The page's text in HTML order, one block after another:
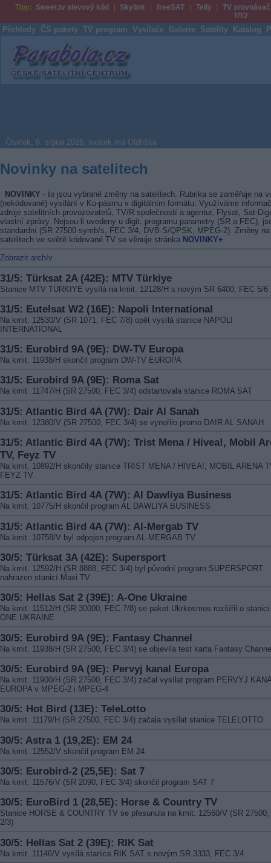
Tipy: Sweet.tv slevový kód Skylink freeSAT Telly
TV srovnávač
T/T2
Přehledy ČS pakety TV program Vysílače Galerie Satelity Katalog
Parabola.cz
Čtvrtek, 6. srpna 2026, svátek má Oldřiška
Novinky na satelitech
NOVINKY - to jsou vybrané změny na satelitech. Rubrika se zaměřuje na
(nekódované) vysílání v Ku-pásmu v digitálním formátu. Využíváme
zdroje satelitních provozovatelů, TV/R společností a agentur, Flysat, Sat-
vlastní zprávy. Nejsou-li uvedeny u digit. programu parametry (SR a FEC),
standardní (SR 27500 symb/s, FEC 3/4, DVB-S/QPSK, MPEG-2). Změny na
satelitech ve světě kódované TV se věnuje stránka NOVINKY+
Zobrazit archív
31/5: Türksat 2A (42E): MTV Türkiye
Stanice MTV TÜRKIYE vysílá na kmit. 12128/H s novým SR 6400, FEC 5/6
31/5: Eutelsat W2 (16E): Napoli International
Na kmit. 12530/V (SR 1071, FEC 7/8) opět vysílá stanice NAPOLI
INTERNATIONAL
31/5: Eurobird 9A (9E): DW-TV Europa
Na kmit. 11938/H skončil program DW-TV EUROPA
31/5: Eurobird 9A (9E): Roma Sat
Na kmit. 11747/H (SR 27500, FEC 3/4) odstartovala stanice ROMA SAT
31/5: Atlantic Bird 4A (7W): Dair Al Sanah
Na kmit. 12380/V (SR 27500, FEC 3/4) se vynořilo promo DAIR AL SANAH
31/5: Atlantic Bird 4A (7W): Trist Mena / Hivea!, Mobil
TV, Feyz TV
Na kmit. 10892/H skončily stanice TRIST MENA / HIVEA!, MOBIL ARENA
FEYZ TV
31/5: Atlantic Bird 4A (7W): Al Dawliya Business
Na kmit. 10775/H skončil program AL DAWLIYA BUSINESS
31/5: Atlantic Bird 4A (7W): Al-Mergab TV
Na kmit. 10758/V byl odpojen program AL-MERGAB TV
30/5: Türksat 3A (42E): Supersport
Na kmit. 12592/H (SR 8888, FEC 3/4) byl původní program SUPERSPORT
nahrazen stanicí Maxi TV
30/5: Hellas Sat 2 (39E): A-One Ukraine
Na kmit. 11512/H (SR 30000, FEC 7/8) se paket Ukrkosmos rozšířil o stanici
ONE UKRAINE
30/5: Eurobird 9A (9E): Fantasy Channel
Na kmit. 11938/H (SR 27500, FEC 3/4) se objevila test karta Fantasy
30/5: Eurobird 9A (9E): Pervyj kanal Europa
Na kmit. 11900/H (SR 27500, FEC 3/4) začal vysílat program PERVYJ
EUROPA v MPEG-2 i MPEG-4
30/5: Hot Bird (13E): TeleLotto
Na kmit. 11179/H (SR 27500, FEC 3/4) začala vysílat stanice TELELOTTO
30/5: Astra 1 (19,2E): EM 24
Na kmit. 12552/V skončil program EM 24
30/5: Eurobird-2 (25,5E): Sat 7
Na kmit. 11576/V (SR 2090, FEC 3/4) skončil program SAT 7
30/5: EuroBird 1 (28,5E): Horse & Country TV
Stanice HORSE & COUNTRY TV se přesunula na kmit. 12560/V (SR 27500,
2/3)
30/5: Hellas Sat 2 (39E): RIK Sat
Na kmit. 11146/V vysílá stanice RIK SAT s novým SR 3333, FEC 3/4